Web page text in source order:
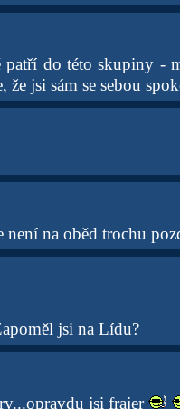
patří do této skupiny -
že jsi sám se sebou
není na oběd trochu
jsi na Lídu?
jsi frajer